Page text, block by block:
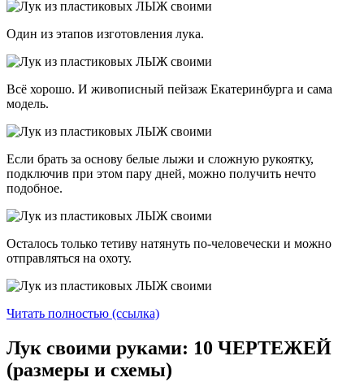
Один из этапов изготовления лука.
Всё хорошо. И живописный пейзаж Екатеринбурга и сама
модель.
Если брать за основу белые лыжи и сложную рукоятку,
подключив при этом пару дней, можно получить нечто
подобное.
Осталось только тетиву натянуть по-человечески и можно
отправляться на охоту.
Читать полностью (ссылка)
Лук своими руками: 10 ЧЕРТЕЖЕЙ
(размеры и схемы)